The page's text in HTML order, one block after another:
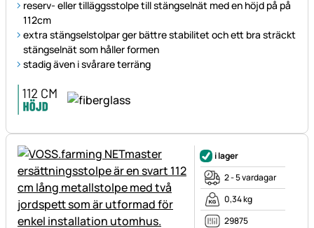
reserv- eller tilläggsstolpe till stängselnät med en höjd på på
112cm
extra stängselstolpar ger bättre stabilitet och ett bra sträckt
stängselnät som håller formen
stadig även i svårare terräng
i lager
2 - 5 vardagar
0,34 kg
29875